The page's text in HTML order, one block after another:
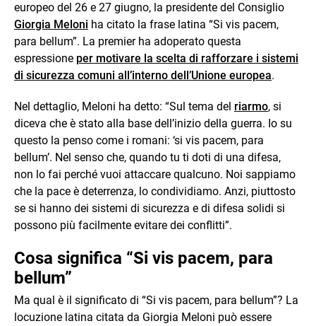
europeo del 26 e 27 giugno, la presidente del Consiglio
Giorgia Meloni ha citato la frase latina “Si vis pacem,
para bellum”. La premier ha adoperato questa
espressione per motivare la scelta di rafforzare i sistemi
di sicurezza comuni all’interno dell’Unione europea.
Nel dettaglio, Meloni ha detto: “Sul tema del riarmo, si
diceva che è stato alla base dell’inizio della guerra. Io su
questo la penso come i romani: ‘si vis pacem, para
bellum’. Nel senso che, quando tu ti doti di una difesa,
non lo fai perché vuoi attaccare qualcuno. Noi sappiamo
che la pace è deterrenza, lo condividiamo. Anzi, piuttosto
se si hanno dei sistemi di sicurezza e di difesa solidi si
possono più facilmente evitare dei conflitti”.
Cosa significa “Si vis pacem, para
bellum”
Ma qual è il significato di “Si vis pacem, para bellum”? La
locuzione latina citata da Giorgia Meloni può essere